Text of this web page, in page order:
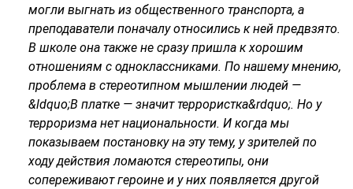
могли выгнать из общественного транспорта, а
преподаватели поначалу относились к ней предвзято.
В школе она также не сразу пришла к хорошим
отношениям с одноклассниками. По нашему мнению,
проблема в стереотипном мышлении людей —
&ldquo;В платке — значит террористка&rdquo;. Но у
терроризма нет национальности. И когда мы
показываем постановку на эту тему, у зрителей по
ходу действия ломаются стереотипы, они
сопереживают героине и у них появляется другой